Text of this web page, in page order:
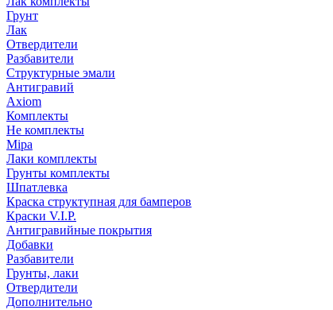
Грунт
Лак
Отвердители
Разбавители
Структурные эмали
Антигравий
Axiom
Комплекты
Не комплекты
Mipa
Лаки комплекты
Грунты комплекты
Шпатлевка
Краска структупная для бамперов
Краски V.I.P.
Антигравийные покрытия
Добавки
Разбавители
Грунты, лаки
Отвердители
Дополнительно